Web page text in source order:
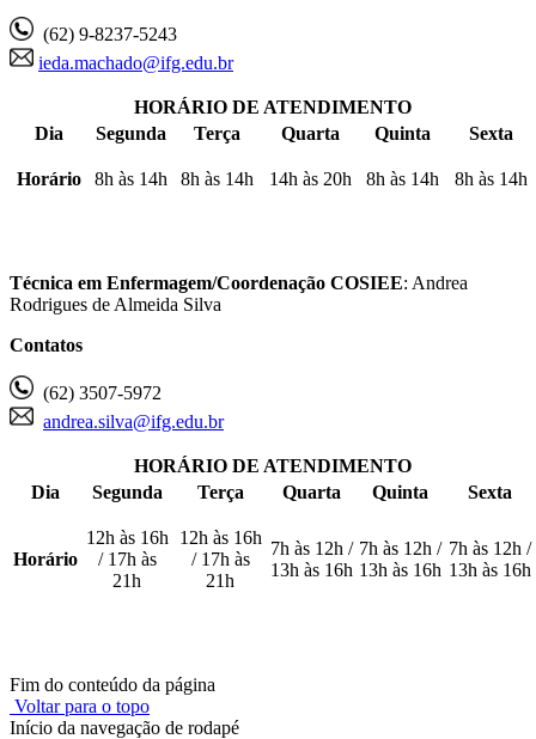
(62) 9-8237-5243
ieda.machado@ifg.edu.br
HORÁRIO DE ATENDIMENTO
Dia
Segunda Terça Quarta Quinta Sexta
Horário 8h às 14h 8h às 14h 14h às 20h 8h às 14h 8h às 14h
Técnica em Enfermagem/Coordenação COSIEE: Andrea
Rodrigues de Almeida Silva
Contatos
(62) 3507-5972
andrea.silva@ifg.edu.br
HORÁRIO DE ATENDIMENTO
Dia
Segunda Terça Quarta Quinta Sexta
Horário
12h às 16h
/ 17h às
21h
12h às 16h
/ 17h às
21h
7h às 12h /
13h às 16h
7h às 12h /
13h às 16h
7h às 12h /
13h às 16h
Fim do conteúdo da página
Voltar para o topo
Início da navegação de rodapé